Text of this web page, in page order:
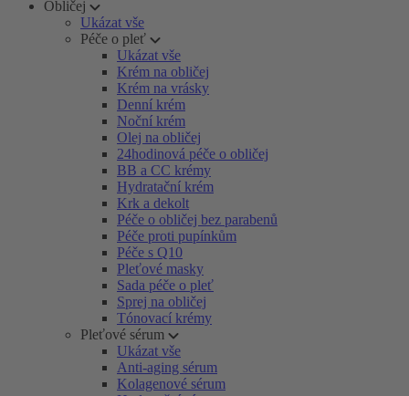
Obličej
Ukázat vše
Péče o pleť
Ukázat vše
Krém na obličej
Krém na vrásky
Denní krém
Noční krém
Olej na obličej
24hodinová péče o obličej
BB a CC krémy
Hydratační krém
Krk a dekolt
Péče o obličej bez parabenů
Péče proti pupínkům
Péče s Q10
Pleťové masky
Sada péče o pleť
Sprej na obličej
Tónovací krémy
Pleťové sérum
Ukázat vše
Anti-aging sérum
Kolagenové sérum